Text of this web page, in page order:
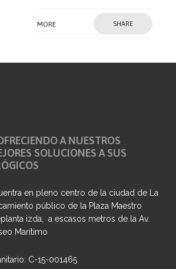
MORE SHARE
A NUESTROS
SOLUCIONES A SUS
en pleno centro de la ciudad de La
público de la Plaza Maestro
izda, a escasos metros de la Av.
Marítimo
C-15-001465